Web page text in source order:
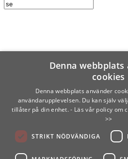
Denna webbplats
cookies
Denna webbplats använder
användarupplevelsen. Du kan själv
tillåter på din enhet. - Läs vår policy om
>>
STRIKT NÖDVÄNDIGA